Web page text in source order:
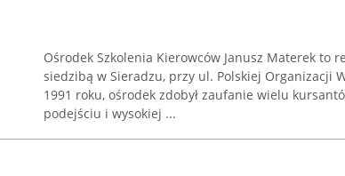
Ośrodek Szkolenia Kierowców Janusz Materek to
siedzibą w Sieradzu, przy ul. Polskiej Organizacji
1991 roku, ośrodek zdobył zaufanie wielu
podejściu i wysokiej ...